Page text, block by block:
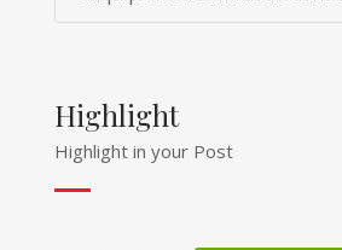
Highlight
Highlight in your Post